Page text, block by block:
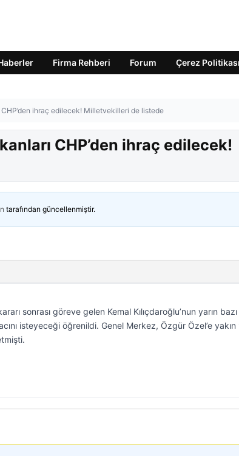
Firma Rehberi Forum Çerez Politikası
ihraç edilecek! Milletvekilleri de listede
CHP’den ihraç edilecek!
tarafından güncellenmiştir.
sonrası göreve gelen Kemal Kılıçdaroğlu’nun yarın bazı
isteyeceği öğrenildi. Genel Merkez, Özgür Özel’e yakın